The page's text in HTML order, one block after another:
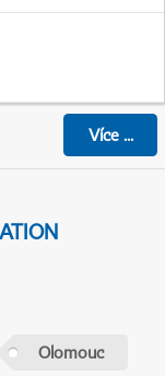
Více...
Olomouc